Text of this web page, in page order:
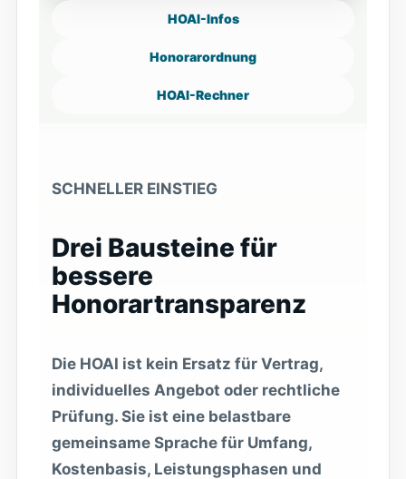
HOAI-Infos
Honorarordnung
HOAI-Rechner
SCHNELLER EINSTIEG
Drei Bausteine für
bessere
Honorartransparenz
Die HOAI ist kein Ersatz für Vertrag,
individuelles Angebot oder rechtliche
Prüfung. Sie ist eine belastbare
gemeinsame Sprache für Umfang,
Kostenbasis, Leistungsphasen und